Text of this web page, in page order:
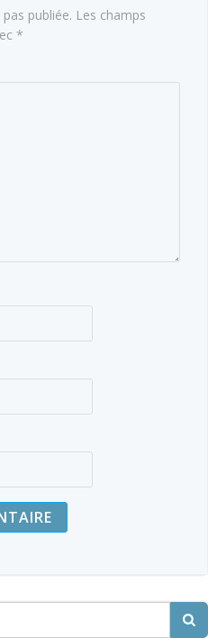
publiée. Les champs
*